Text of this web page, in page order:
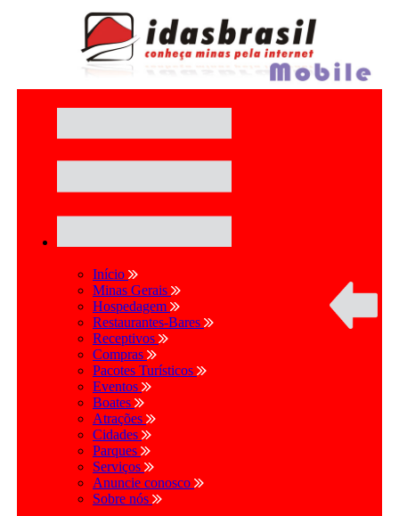
Início
Minas Gerais
Hospedagem
Restaurantes-Bares
Receptivos
Compras
Pacotes Turísticos
Eventos
Boates
Atrações
Cidades
Parques
Serviços
Anuncie conosco
Sobre nós